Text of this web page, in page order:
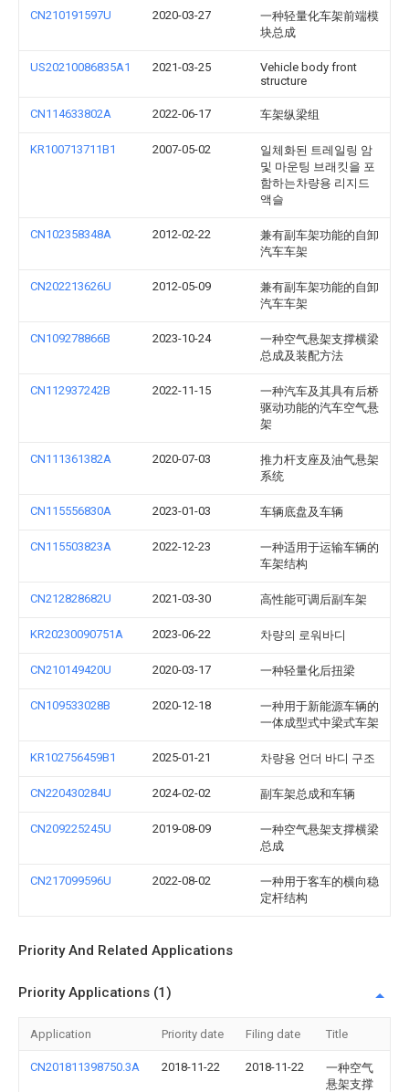
CN210191597U 2020-03-27
一种轻量化车架前端模
块总成
US20210086835A1 2021-03-25
Vehicle body front
structure
CN114633802A 2022-06-17 车架纵梁组
KR100713711B1 2007-05-02
일체화된 트레일링 암
및 마운팅 브래킷을 포
함하는차량용 리지드
액슬
CN102358348A 2012-02-22
兼有副车架功能的自卸
汽车车架
CN202213626U 2012-05-09
兼有副车架功能的自卸
汽车车架
CN109278866B 2023-10-24
一种空气悬架支撑横梁
总成及装配方法
CN112937242B 2022-11-15
一种汽车及其具有后桥
驱动功能的汽车空气悬
架
CN111361382A 2020-07-03
推力杆支座及油气悬架
系统
CN115556830A 2023-01-03 车辆底盘及车辆
CN115503823A 2022-12-23
一种适用于运输车辆的
车架结构
CN212828682U 2021-03-30 高性能可调后副车架
KR20230090751A 2023-06-22 차량의 로워바디
CN210149420U 2020-03-17 一种轻量化后扭梁
CN109533028B 2020-12-18
一种用于新能源车辆的
一体成型式中梁式车架
KR102756459B1 2025-01-21 차량용 언더 바디 구조
CN220430284U 2024-02-02 副车架总成和车辆
CN209225245U 2019-08-09
一种空气悬架支撑横梁
总成
CN217099596U 2022-08-02
一种用于客车的横向稳
定杆结构
Priority And Related Applications
Priority Applications (1)
Application Priority date Filing date Title
CN201811398750.3A 2018-11-22 2018-11-22
一种空气
悬架支撑